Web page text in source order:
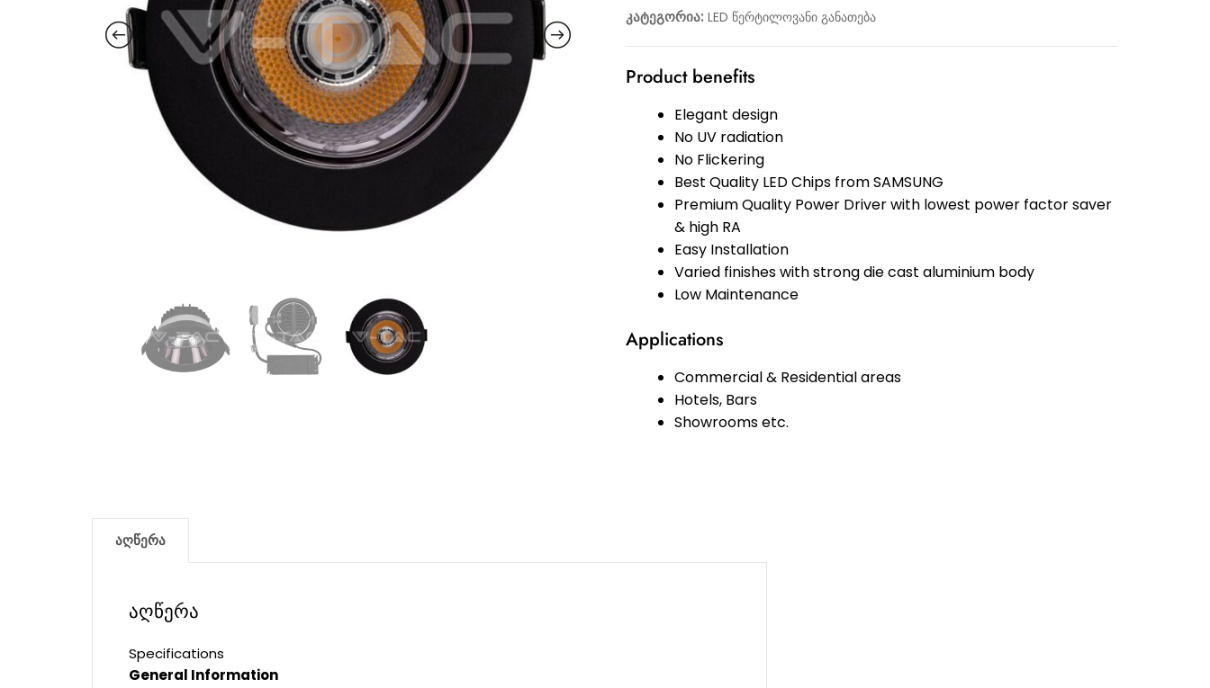
კატეგორია: LED წერტილოვანი განათება
Product benefits
Elegant design
No UV radiation
No Flickering
Best Quality LED Chips from SAMSUNG
Premium Quality Power Driver with lowest power factor saver
& high RA
Easy Installation
Varied finishes with strong die cast aluminium body
Low Maintenance
Applications
Commercial & Residential areas
Hotels, Bars
Showrooms etc.
აღწერა
აღწერა
Specifications
General Information